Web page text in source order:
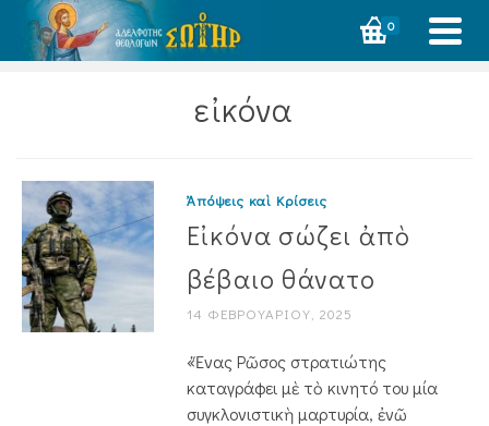
0
εἰκόνα
Ἀπόψεις καὶ Κρίσεις
Εἰκόνα σώζει ἀπὸ
βέβαιο θάνατο
14 ΦΕΒΡΟΥΑΡΊΟΥ, 2025
«Ἕνας Ρῶσος στρατιώτης
καταγράφει μὲ τὸ κινητό του μία
συγκλονιστικὴ μαρτυρία, ἐνῶ